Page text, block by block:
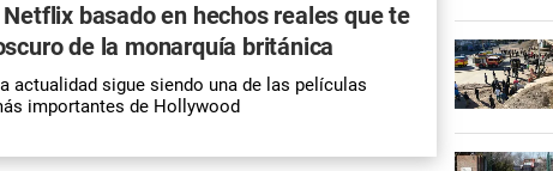
basado en hechos reales que te
de la monarquía británica
actualidad sigue siendo una de las películas
importantes de Hollywood